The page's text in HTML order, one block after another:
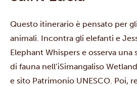
Questo itinerario è pensato per
animali. Incontra gli elefanti e
Elephant Whispers e osserva una
di fauna nell’iSimangaliso
e sito Patrimonio UNESCO. Poi,